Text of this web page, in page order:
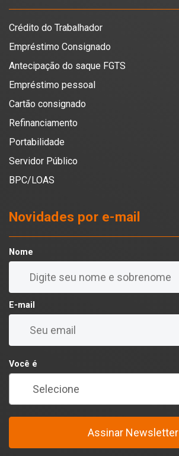
Crédito do Trabalhador
Empréstimo Consignado
Antecipação do saque FGTS
Empréstimo pessoal
Cartão consignado
Refinanciamento
Portabilidade
Servidor Público
BPC/LOAS
Novidades por e-mail
Nome
E-mail
Você é
Assinar Newsletter